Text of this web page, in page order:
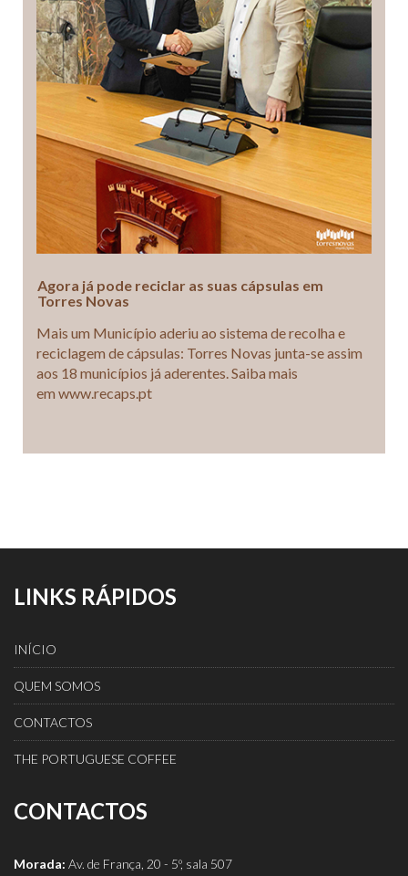
Agora já pode reciclar as suas cápsulas em
Torres Novas
Mais um Município aderiu ao sistema de recolha e
reciclagem de cápsulas: Torres Novas junta-se assim
aos 18 municípios já aderentes. Saiba mais
em www.recaps.pt
LINKS RÁPIDOS
INÍCIO
QUEM SOMOS
CONTACTOS
THE PORTUGUESE COFFEE
CONTACTOS
Morada: Av. de França, 20 - 5º, sala 507